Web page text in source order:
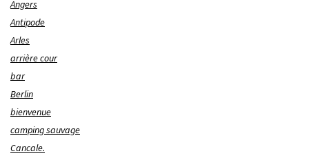
Angers
Antipode
Arles
arrière cour
bar
Berlin
bienvenue
camping sauvage
Cancale.